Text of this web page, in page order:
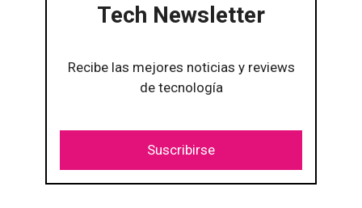
Tech Newsletter
Recibe las mejores noticias y reviews
de tecnología
Suscribirse